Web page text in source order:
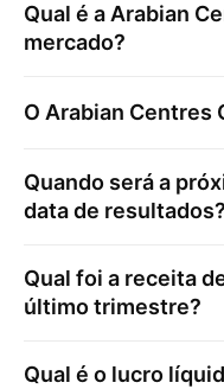
Qual é a Arabian
mercado?
O Arabian Centres
Quando será a
data de resultados?
Qual foi a receita
último trimestre?
Qual é o lucro